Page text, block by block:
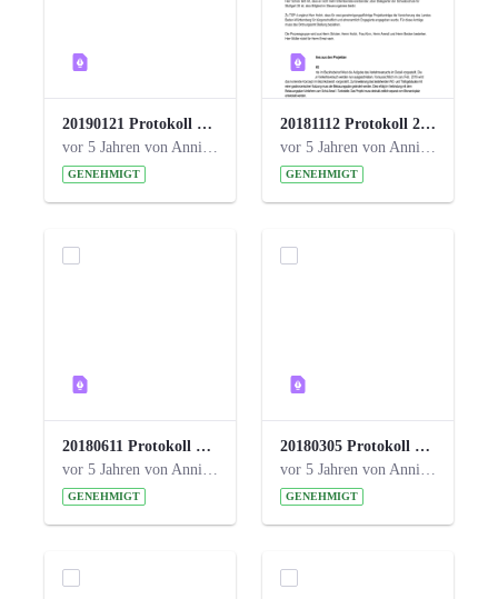
20190121 Protokoll 25. Steuerungskreis.pdf
vor 5 Jahren von Anni Schlumberger
GENEHMIGT
20181112 Protokoll 24. Steuerungskreis.pdf
vor 5 Jahren von Anni Schlumberger
GENEHMIGT
20180611 Protokoll 23. Steuerungskreis.pdf
vor 5 Jahren von Anni Schlumberger
GENEHMIGT
20180305 Protokoll 22. Steuerungskreis.pdf
vor 5 Jahren von Anni Schlumberger
GENEHMIGT